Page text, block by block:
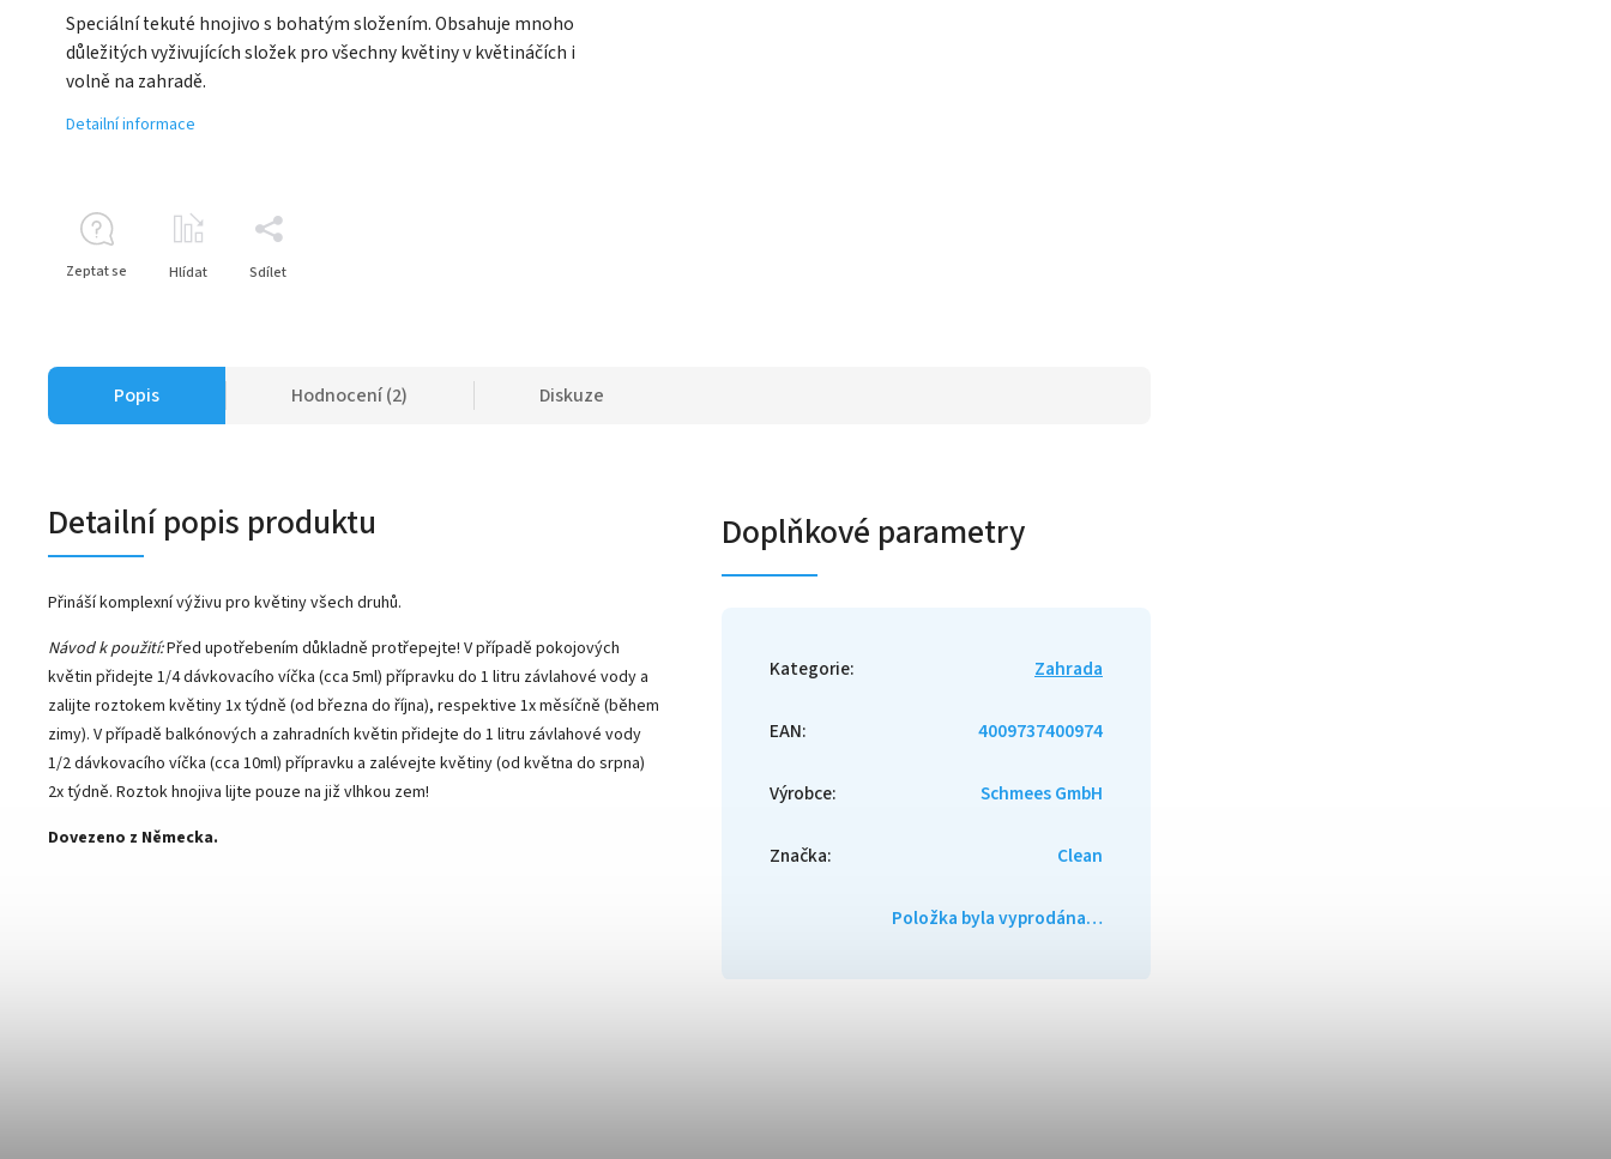
Speciální tekuté hnojivo s bohatým složením. Obsahuje mnoho
důležitých vyživujících složek pro všechny květiny v květináčích i
volně na zahradě.
Detailní informace
Zeptat se Hlídat Sdílet
Popis Hodnocení (2) Diskuze
Detailní popis produktu
Přináší komplexní výživu pro květiny všech druhů.
Návod k použití:Před upotřebením důkladně protřepejte! V případě pokojových
květin přidejte 1/4 dávkovacího víčka (cca 5ml) přípravku do 1 litru závlahové vody a
zalijte roztokem květiny 1x týdně (od března do října), respektive 1x měsíčně (během
zimy). V případě balkónových a zahradních květin přidejte do 1 litru závlahové vody
1/2 dávkovacího víčka (cca 10ml) přípravku a zalévejte květiny (od května do srpna)
2x týdně. Roztok hnojiva lijte pouze na již vlhkou zem!
Dovezeno z Německa.
Doplňkové parametry
Kategorie: Zahrada
EAN: 4009737400974
Výrobce: Schmees GmbH
Značka: Clean
Položka byla vyprodána…